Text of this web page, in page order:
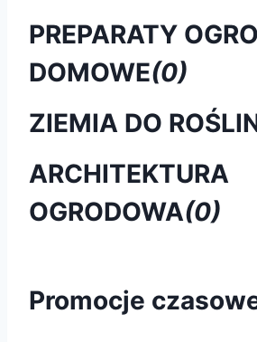
PREPARATY
DOMOWE(0)
ZIEMIA DO
ARCHITEKTURA
OGRODOWA(0)
Promocje